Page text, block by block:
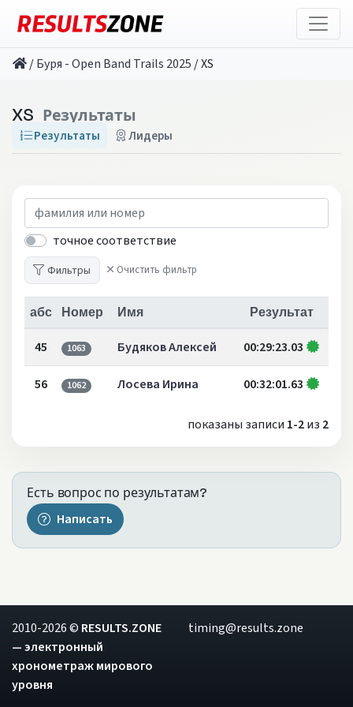
/Буря - Open Band Trails 2025 /XS
XS Результаты
Результаты Лидеры
точное соответствие
Фильтры Очистить фильтр
абс Номер Имя Результат
45 1063 Будяков Алексей 00:29:23.03
56 1062 Лосева Ирина 00:32:01.63
показаны записи 1-2из 2
Есть вопрос по результатам?
Написать
2010-2026 © RESULTS.ZONE
— электронный
хронометраж мирового
уровня
timing@results.zone